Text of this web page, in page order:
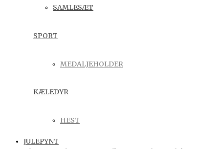
SAMLESÆT
SPORT
MEDALJEHOLDER
KÆLEDYR
HEST
JULEPYNT